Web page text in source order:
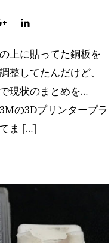
上に貼ってた銅板を
整してたんだけど、
現状のまとめを…
の3Dプリンタープラ
ま […]